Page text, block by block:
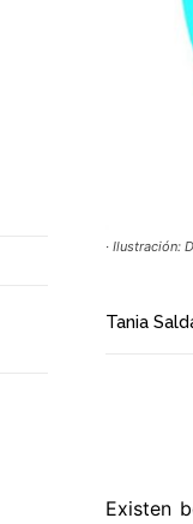
· Ilustración:
Tania
Existen